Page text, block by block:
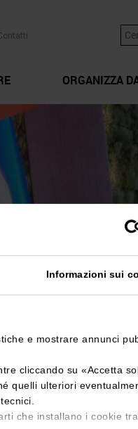
Informazioni sui
e mostrare annunci
cliccando su «Accetta
quelli ulteriori
che installano i cookie
ORGANIZZA
europea del settore legno-